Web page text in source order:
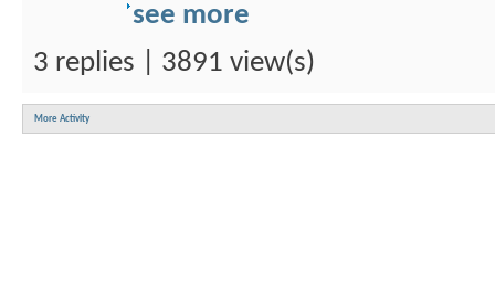
see more
3 replies | 3891 view(s)
More Activity